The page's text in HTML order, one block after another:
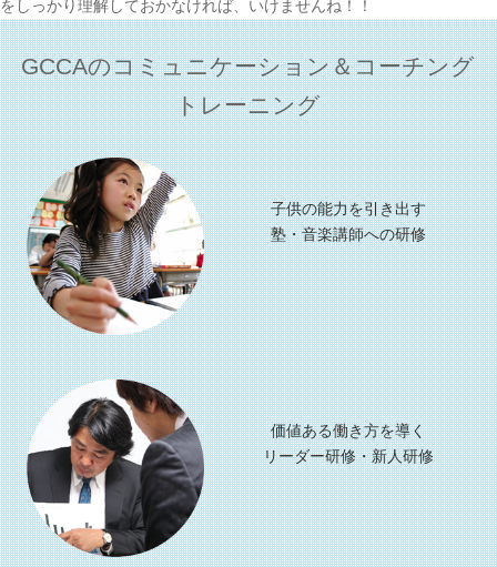
をしっかり理解しておかなければ、いけませんね！！
GCCAのコミュニケーション＆コーチング
トレーニング
子供の能力を引き出す
塾・音楽講師への研修
価値ある働き方を導く
リーダー研修・新人研修